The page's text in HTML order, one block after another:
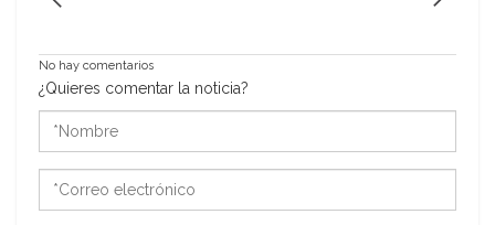
No hay comentarios
¿Quieres comentar la noticia?
electrónico